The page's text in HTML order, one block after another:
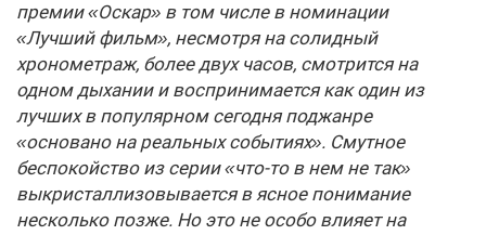
премии «Оскар» в том числе в номинации
«Лучший фильм», несмотря на солидный
хронометраж, более двух часов, смотрится на
одном дыхании и воспринимается как один из
лучших в популярном сегодня поджанре
«основано на реальных событиях». Смутное
беспокойство из серии «что-то в нем не так»
выкристаллизовывается в ясное понимание
несколько позже. Но это не особо влияет на